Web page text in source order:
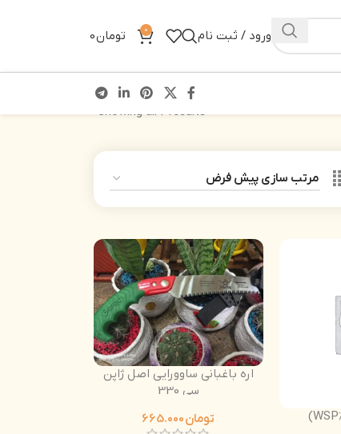
ورود / ثبت نام 0 تومان
Showing all 2 results
آمینو اسید (80%WSP)
اره باغبانی ساوورایی اصل ژاپن
سی 330
تومان